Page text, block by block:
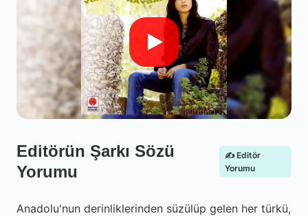
Editörün Şarkı Sözü
Yorumu
✍️ Editör
Yorumu
Anadolu'nun derinliklerinden süzülüp gelen her türkü,